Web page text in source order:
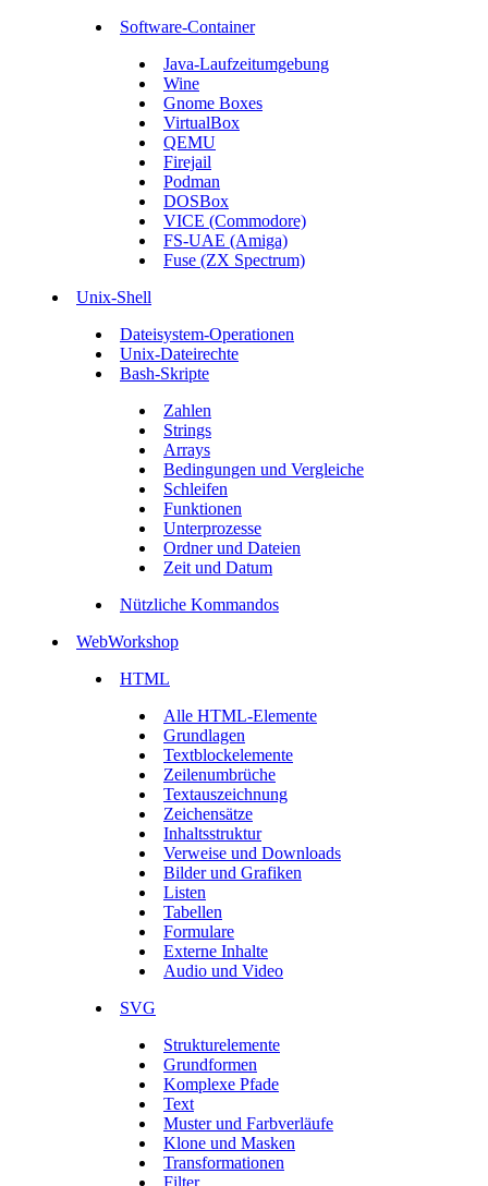
Software-Container
Java-Laufzeitumgebung
Wine
Gnome Boxes
VirtualBox
QEMU
Firejail
Podman
DOSBox
VICE (Commodore)
FS-UAE (Amiga)
Fuse (ZX Spectrum)
Unix-Shell
Dateisystem-Operationen
Unix-Dateirechte
Bash-Skripte
Zahlen
Strings
Arrays
Bedingungen und Vergleiche
Schleifen
Funktionen
Unterprozesse
Ordner und Dateien
Zeit und Datum
Nützliche Kommandos
WebWorkshop
HTML
Alle HTML-Elemente
Grundlagen
Textblockelemente
Zeilenumbrüche
Textauszeichnung
Zeichensätze
Inhaltsstruktur
Verweise und Downloads
Bilder und Grafiken
Listen
Tabellen
Formulare
Externe Inhalte
Audio und Video
SVG
Strukturelemente
Grundformen
Komplexe Pfade
Text
Muster und Farbverläufe
Klone und Masken
Transformationen
Filter